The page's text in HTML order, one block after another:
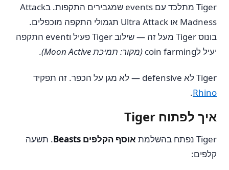
Tiger מתלכד עם events שמגבירים התקפות. בAttack
Madness או Ultra Attack תגמולי התקפה מוכפלים.
בונוס Tiger מעל זה — שילוב Tiger פעיל וevent התקפה
יעיל לcoin farming
(מקור: תמיכת Moon Active) .
Tiger לא defensive — לא מגן על הכפר. זה תפקיד
Rhino
.
איך לפתוח Tiger
Tiger נפתח בהשלמת אוסף הקלפים Beasts
. תשעה
קלפים: